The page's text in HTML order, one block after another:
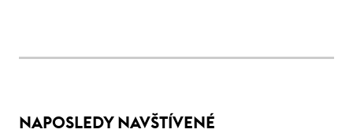
NAPOSLEDY NAVŠTÍVENÉ